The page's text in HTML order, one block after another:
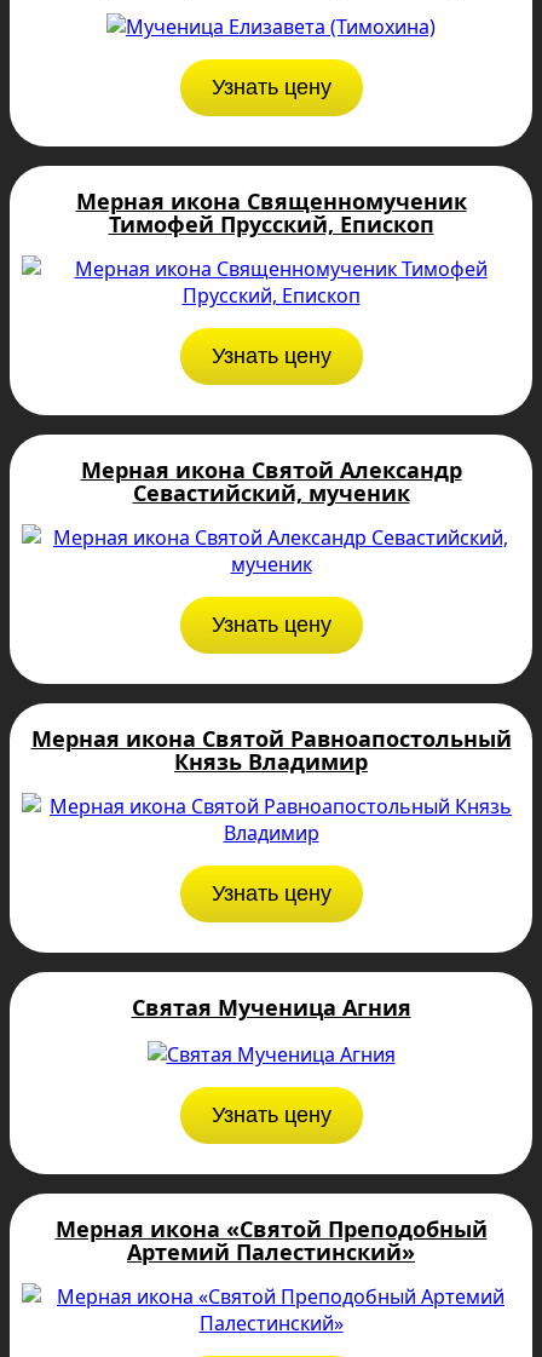
Узнать цену
Мерная икона Священномученик
Тимофей Прусский, Епископ
Узнать цену
Мерная икона Святой Александр
Севастийский, мученик
Узнать цену
Мерная икона Святой Равноапостольный
Князь Владимир
Узнать цену
Святая Мученица Агния
Узнать цену
Мерная икона «Святой Преподобный
Артемий Палестинский»